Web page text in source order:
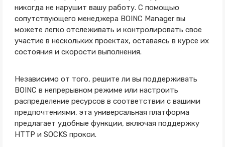
никогда не нарушит вашу работу. С помощью
сопутствующего менеджера BOINC Manager вы
можете легко отслеживать и контролировать свое
участие в нескольких проектах, оставаясь в курсе их
состояния и скорости выполнения.
Независимо от того, решите ли вы поддерживать
BOINC в непрерывном режиме или настроить
распределение ресурсов в соответствии с вашими
предпочтениями, эта универсальная платформа
предлагает удобные функции, включая поддержку
HTTP и SOCKS прокси.